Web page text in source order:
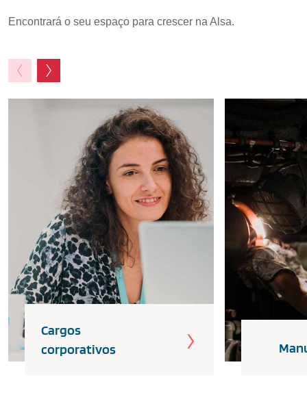
Encontrará o seu espaço para crescer na Alsa.
Cargos
corporativos